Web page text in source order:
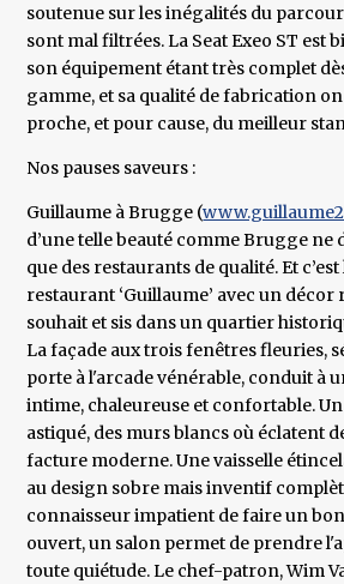
soutenue sur les inégalités du
sont mal filtrées. La Seat Exeo ST est
son équipement étant très complet
gamme, et sa qualité de fabrication
proche, et pour cause, du meilleur
Nos pauses saveurs :
Guillaume à Brugge (
d’une telle beauté comme Brugge
que des restaurants de qualité. Et c’est
restaurant ‘Guillaume’ avec un
souhait et sis dans un quartier
La façade aux trois fenêtres fleuries,
porte à l'arcade vénérable, conduit à
intime, chaleureuse et confortable.
astiqué, des murs blancs où éclatent
facture moderne. Une vaisselle
au design sobre mais inventif
connaisseur impatient de faire un
ouvert, un salon permet de prendre
toute quiétude. Le chef-patron, Wim